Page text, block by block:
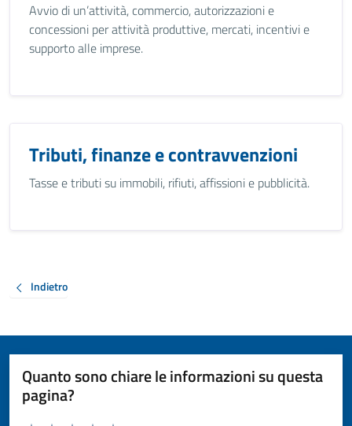
Avvio di un’attività, commercio, autorizzazioni e
concessioni per attività produttive, mercati, incentivi e
supporto alle imprese.
Tributi, finanze e contravvenzioni
Tasse e tributi su immobili, rifiuti, affissioni e pubblicità.
Indietro
Quanto sono chiare le informazioni su questa
pagina?